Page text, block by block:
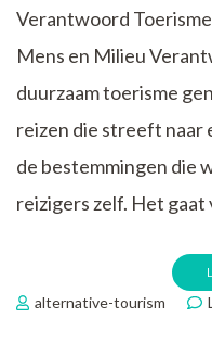
Verantwoord
Mens en Milieu
duurzaam toerisme
reizen die streeft naar
de bestemmingen die
reizigers zelf. Het
alternative-tourism